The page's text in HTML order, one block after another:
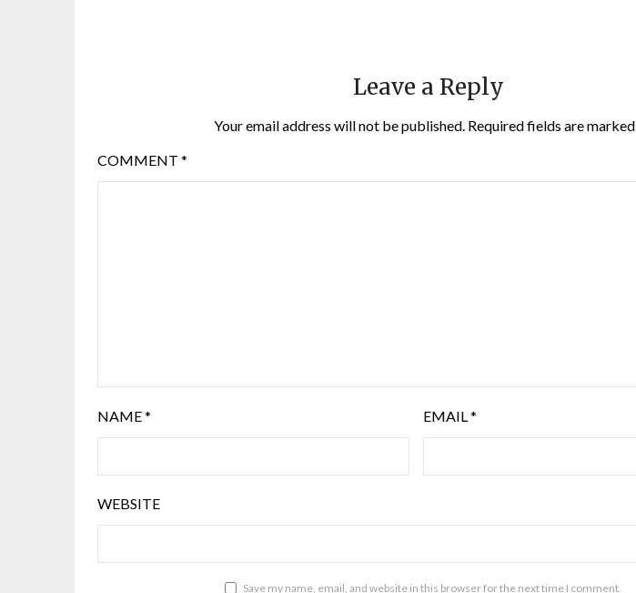
Leave a Reply
Your email address will not be published. Required fields are marked
COMMENT *
NAME* EMAIL*
WEBSITE
Save my name, email, and website in this browser for the next time I comment.